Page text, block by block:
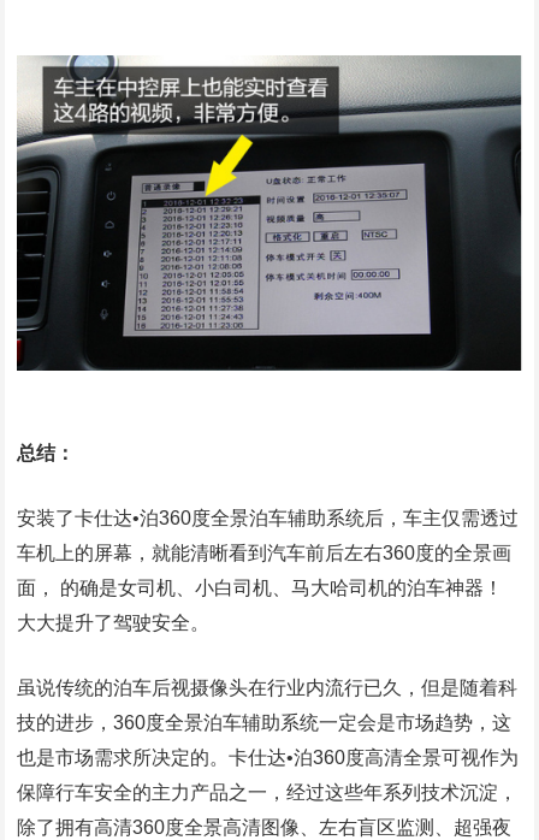
总结：
安装了卡仕达•泊360度全景泊车辅助系统后，车主仅需透过
车机上的屏幕，就能清晰看到汽车前后左右360度的全景画
面， 的确是女司机、小白司机、马大哈司机的泊车神器！
大大提升了驾驶安全。
虽说传统的泊车后视摄像头在行业内流行已久，但是随着科
技的进步，360度全景泊车辅助系统一定会是市场趋势，这
也是市场需求所决定的。卡仕达•泊360度高清全景可视作为
保障行车安全的主力产品之一，经过这些年系列技术沉淀，
除了拥有高清360度全景高清图像、左右盲区监测、超强夜